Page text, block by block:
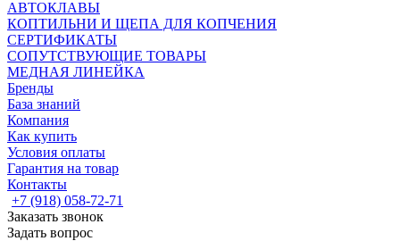
АВТОКЛАВЫ
КОПТИЛЬНИ И ЩЕПА ДЛЯ КОПЧЕНИЯ
СЕРТИФИКАТЫ
СОПУТСТВУЮЩИЕ ТОВАРЫ
МЕДНАЯ ЛИНЕЙКА
Бренды
База знаний
Компания
Как купить
Условия оплаты
Гарантия на товар
Контакты
+7 (918) 058-72-71
Заказать звонок
Задать вопрос